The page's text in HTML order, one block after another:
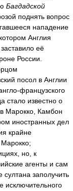
Багдадской
поднять вопрос
нападение
Англия
её
России.
посол в Англии
французского
стало известно о
Марокко, Камбон
иностранных дел
крайне
Марокко;
но, к
агенты и сам
заполучить
исключительного